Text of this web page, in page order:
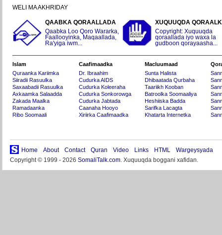
WELI MA AKHRIDAY
QAABKA QORAALLADA
Qaabka Loo Qoro Wararka,
Faallooyinka, Maqaallada,
Ra'yiga iwm...
XUQUUQDA
Copyright: Xuquuqda
qoraallada iyo waxa la
gudboon qorayaasha...
Islam
Quraanka Kariimka
Siiradii Rasuulka
Saxaabadii Rasuulka
Axkaamka Salaadda
Zakada Maalka
Ramadaanka
Ribo Soomaali
Caafimaadka
Dr. Ibraahim
Cudurka AIDS
Cudurka Koleeraha
Cudurka Sonkorowga
Cudurka Jabtada
Caanaha Hooyo
Xiriirka Caafimaadka
Macluumaad
Sunta Halista
Dhibaatada Qurbaha
Taariikh Kooban
Batroolka Soomaaliya
Heshiiska Badda
Sarifka Lacagta
Khatarta Internetka
Home About Contact Quran Video Links HTML
Wargeysyada
Copyright © 1999 - 2026 SomaliTalk.com. Xuquuqda boggani xafidan.